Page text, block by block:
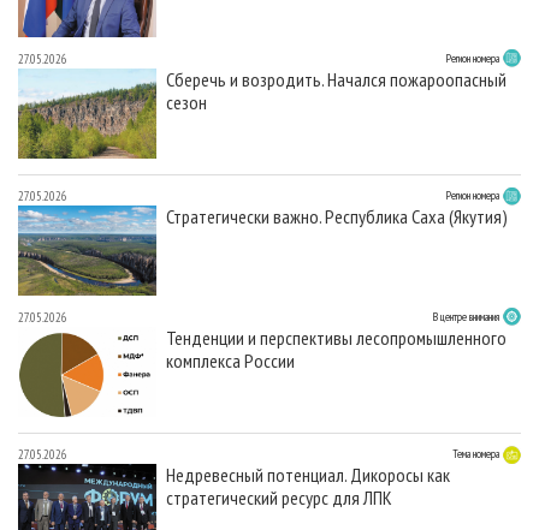
27.05.2026 Регион номера
Сберечь и возродить. Начался пожароопасный
сезон
27.05.2026 Регион номера
Стратегически важно. Республика Саха (Якутия)
27.05.2026 В центре внимания
Тенденции и перспективы лесопромышленного
комплекса России
27.05.2026 Тема номера
Недревесный потенциал. Дикоросы как
стратегический ресурс для ЛПК